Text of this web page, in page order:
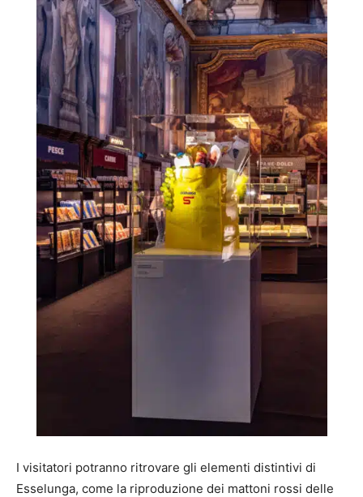
I visitatori potranno ritrovare gli elementi distintivi di
Esselunga, come la riproduzione dei mattoni rossi delle